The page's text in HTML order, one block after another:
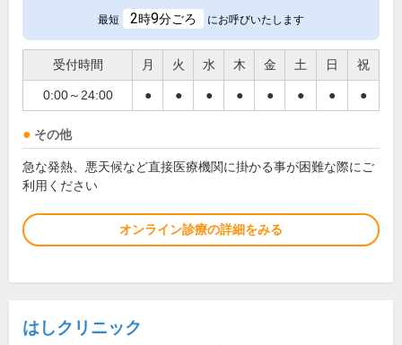
最短 2時9分ごろ にお呼びいたします
受付時間 月 火 水 木 金 土 日 祝
0:00～24:00 ● ● ● ● ● ● ● ●
その他
急な発熱、悪天候など直接医療機関に掛かる事が困難な際にご
利用ください
オンライン診療の詳細をみる
はしクリニック